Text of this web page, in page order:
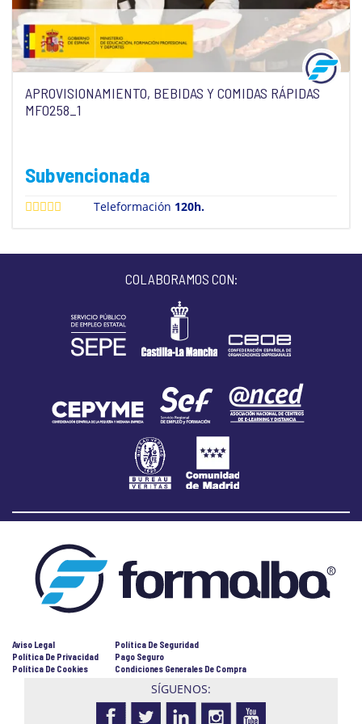
APROVISIONAMIENTO, BEBIDAS Y COMIDAS RÁPIDAS
MF0258_1
Subvencionada
Teleformación 120h.
COLABORAMOS CON:
Aviso Legal
Política De Privacidad
Política De Cookies
Política De Seguridad
Pago Seguro
Condiciones Generales De Compra
SÍGUENOS: